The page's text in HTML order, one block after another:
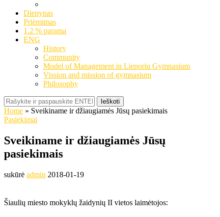
Dienynas
Priėmimas
1.2 % parama
ENG
History
Community
Model of Management in Lieporiu Gymnasium
Vission and mission of gymnasium
Philosophy
Ieškoti
Home » Sveikiname ir džiaugiamės Jūsų pasiekimais
Pasiekimai
Sveikiname ir džiaugiamės Jūsų
pasiekimais
sukūrė admin 2018-01-19
Šiaulių miesto mokyklų žaidynių II vietos laimėtojos: